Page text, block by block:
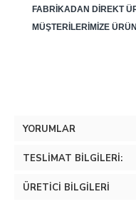
FABRIKADAN DIREKT
MÜŞTERILERIMIZE
YORUMLAR
TESLIMAT BILGILERI:
ÜRETICI BILGILERI